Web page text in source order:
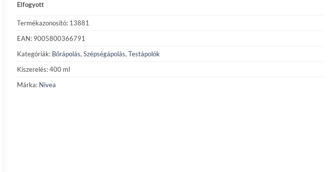
Elfogyott
Termékazonosító: 13881
EAN: 9005800366791
Kategóriák: Bőrápolás, Szépségápolás, Testápolók
Kiszerelés: 400 ml
Márka: Nivea